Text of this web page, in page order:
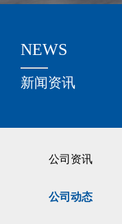
公司资讯
公司动态
关于我们
新闻资讯
NEWS